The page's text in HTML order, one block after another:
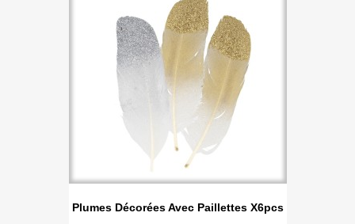
Plumes Décorées Avec Paillettes X6pcs